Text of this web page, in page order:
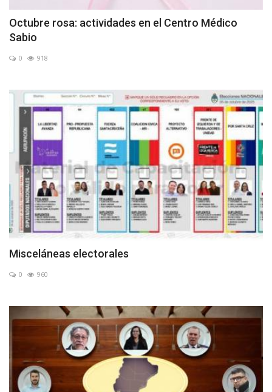
Octubre rosa: actividades en el Centro Médico
Sabio
0 918
Misceláneas electorales
0 960